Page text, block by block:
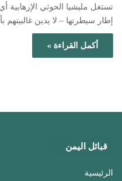
تستغل مليشيا الحوثي
إطار سيطرتها – لا يدين غالبيتهم
أكمل القراءة »
قبائل اليمن
الرئيسية